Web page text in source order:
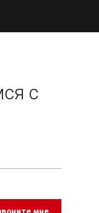
с
мне